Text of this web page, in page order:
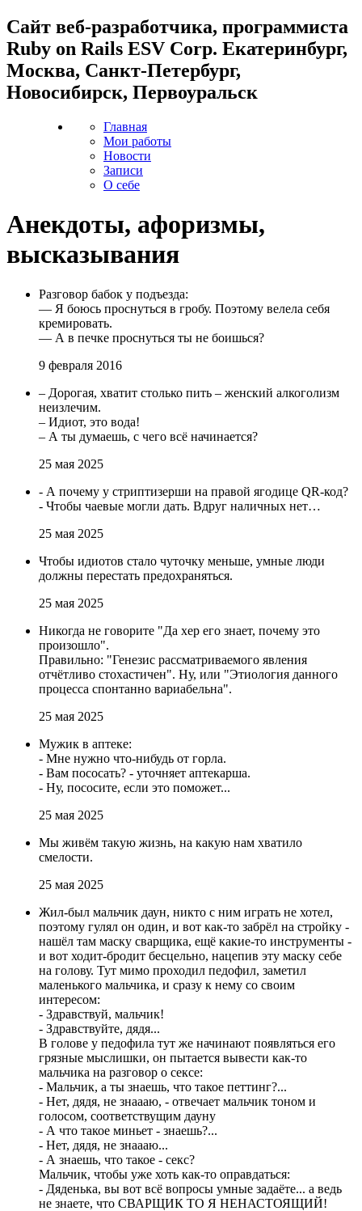
Cайт веб-разработчика, программиста
Ruby on Rails ESV Corp. Екатеринбург,
Москва, Санкт-Петербург,
Новосибирск, Первоуральск
Главная
Мои работы
Новости
Записи
О себе
Анекдоты, афоризмы,
высказывания
Разговор бабок у подъезда:
— Я боюсь проснуться в гробу. Поэтому велела себя
кремировать.
— А в печке проснуться ты не боишься?
9 февраля 2016
– Дорогая, хватит столько пить – женский алкоголизм
неизлечим.
– Идиот, это вода!
– А ты думаешь, с чего всё начинается?
25 мая 2025
- А почему у стриптизерши на правой ягодице QR-код?
- Чтобы чаевые могли дать. Вдруг наличных нет…
25 мая 2025
Чтобы идиотов стало чуточку меньше, умные люди
должны перестать предохраняться.
25 мая 2025
Никогда не говорите "Да хер его знает, почему это
произошло".
Правильно: "Генезис рассматриваемого явления
отчётливо стохастичен". Ну, или "Этиология данного
процесса спонтанно вариабельна".
25 мая 2025
Мужик в аптеке:
- Мне нужно что-нибудь от горла.
- Вам пососать? - уточняет аптекарша.
- Ну, пососите, если это поможет...
25 мая 2025
Мы живём такую жизнь, на какую нам хватило
смелости.
25 мая 2025
Жил-был мальчик даун, никто с ним играть не хотел,
поэтому гулял он один, и вот как-то забрёл на стройку -
нашёл там маску сварщика, ещё какие-то инструменты -
и вот ходит-бродит бесцельно, нацепив эту маску себе
на голову. Тут мимо проходил педофил, заметил
маленького мальчика, и сразу к нему со своим
интересом:
- Здравствуй, мальчик!
- Здравствуйте, дядя...
В голове у педофила тут же начинают появляться его
грязные мыслишки, он пытается вывести как-то
мальчика на разговор о сексе:
- Мальчик, а ты знаешь, что такое петтинг?...
- Нет, дядя, не знаааю, - отвечает мальчик тоном и
голосом, соответствущим дауну
- А что такое миньет - знаешь?...
- Нет, дядя, не знаааю...
- А знаешь, что такое - секс?
Мальчик, чтобы уже хоть как-то оправдаться:
- Дяденька, вы вот всё вопросы умные задаёте... а ведь
не знаете, что СВАРЩИК ТО Я НЕНАСТОЯЩИЙ!